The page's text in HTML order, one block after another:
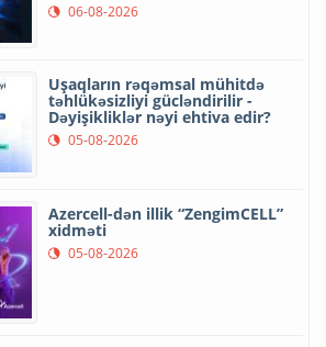
06-08-2026
Uşaqların rəqəmsal mühitdə
təhlükəsizliyi gücləndirilir -
Dəyişikliklər nəyi ehtiva edir?
05-08-2026
Azercell-dən illik “ZengimCELL”
xidməti
05-08-2026